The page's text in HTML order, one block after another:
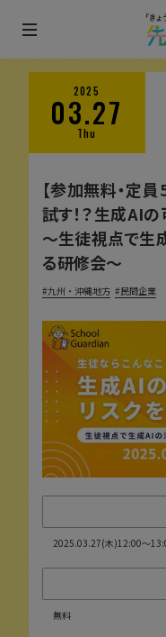
メ
2025
03.27
Thu
【参加無料・定
試す！？生成AI
〜生徒視点で生
る研修会〜
九州・沖縄地方 民間企業
2025.03.27(木)12:00〜
無料